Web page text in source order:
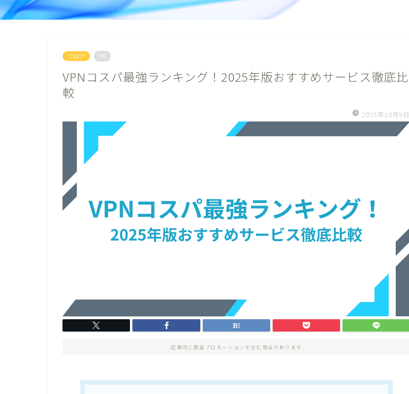
ブログ PR
VPNコスパ最強ランキング！2025年版おすすめサービス徹底比
較
2025年10月9日
記事内に商品プロモーションを含む場合があります